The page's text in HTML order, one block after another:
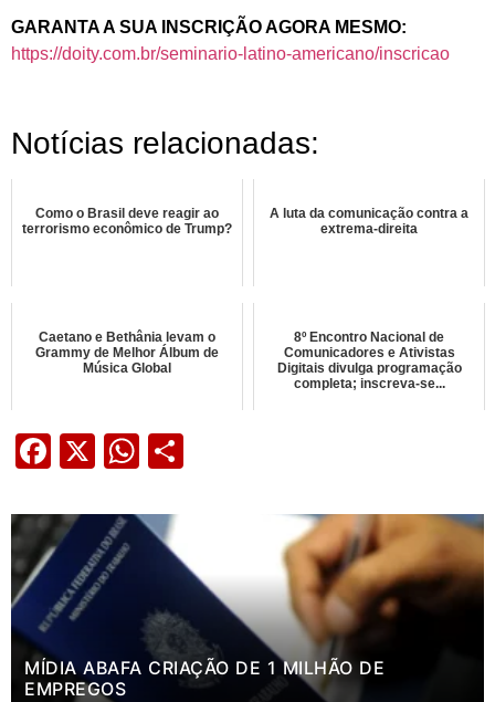
GARANTA A SUA INSCRIÇÃO AGORA MESMO:
https://doity.com.br/seminario-latino-americano/inscricao
Notícias relacionadas:
Como o Brasil deve reagir ao
terrorismo econômico de Trump?
A luta da comunicação contra a
extrema-direita
Caetano e Bethânia levam o
Grammy de Melhor Álbum de
Música Global
8º Encontro Nacional de
Comunicadores e Ativistas
Digitais divulga programação
completa; inscreva-se...
Facebook
X WhatsApp
MÍDIA ABAFA CRIAÇÃO DE 1 MILHÃO DE
EMPREGOS